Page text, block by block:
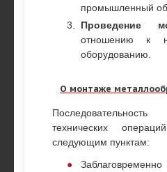
промышленный
Проведение
отношению к
оборудованию.
О монтаже
технических
следующим пунктам: